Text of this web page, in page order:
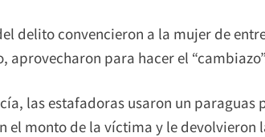
delito convencieron a la mujer de
aprovecharon para hacer el
las estafadoras usaron un
el monto de la víctima y le devolvieron